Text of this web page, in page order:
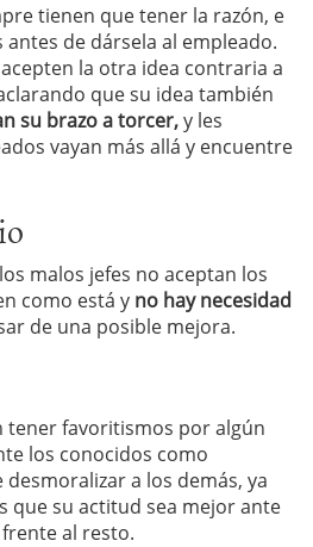
tienen que tener la razón, e
de dársela al empleado.
la otra idea contraria a
que su idea también
su brazo a torcer,y les
vayan más allá y encuentre
malos jefes no aceptan los
como está y no hay necesidad
de una posible mejora.
tener favoritismos por algún
los conocidos como
desmoralizar a los demás, ya
que su actitud sea mejor ante
al resto.